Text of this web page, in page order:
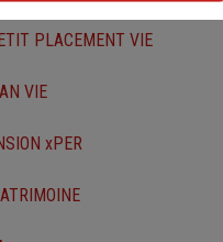
PLACEMENT VIE
VIE
xPER